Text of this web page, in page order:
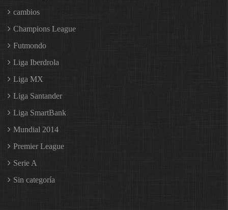
cambios
Champions League
Futmondo
Liga Iberdrola
Liga MX
Liga Santander
Liga SmartBank
Mundial 2014
Premier League
Serie A
Sin categoría